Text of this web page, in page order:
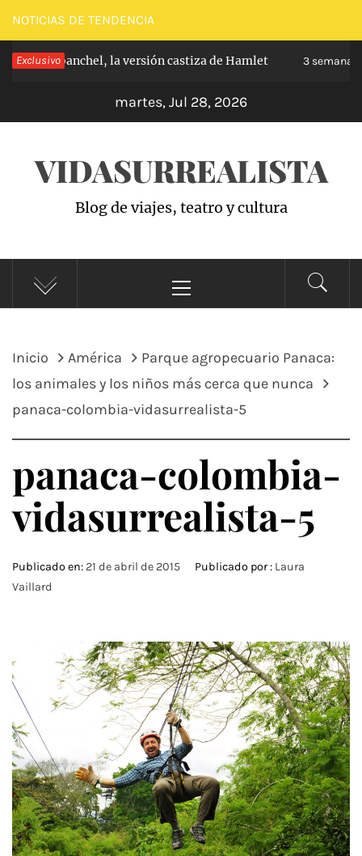
Saltar
al
contenido
NOTICIAS DE TENDENCIA
Exclusivo
de Carabanchel, la versión castiza de Hamlet 3 semanas
martes, Jul 28, 2026
VIDASURREALISTA
Blog de viajes, teatro y cultura
principal
Inicio América
Parque agropecuario Panaca:
los animales y los niños más cerca que nunca
panaca-colombia-vidasurrealista-5
panaca-colombia-
vidasurrealista-5
Publicado en: 21 de abril de 2015 Publicado por : Laura
Vaillard